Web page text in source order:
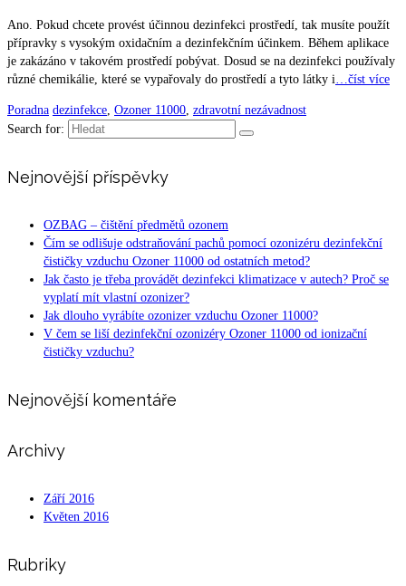
Ano. Pokud chcete provést účinnou dezinfekci prostředí, tak musíte použít
přípravky s vysokým oxidačním a dezinfekčním účinkem. Během aplikace
je zakázáno v takovém prostředí pobývat. Dosud se na dezinfekci používaly
různé chemikálie, které se vypařovaly do prostředí a tyto látky i …číst více
Poradna dezinfekce Ozoner 11000 zdravotní nezávadnost
Search for:
Nejnovější příspěvky
OZBAG – čištění předmětů ozonem
Čím se odlišuje odstraňování pachů pomocí ozonizéru dezinfekční
čističky vzduchu Ozoner 11000 od ostatních metod?
Jak často je třeba provádět dezinfekci klimatizace v autech? Proč se
vyplatí mít vlastní ozonizer?
Jak dlouho vyrábíte ozonizer vzduchu Ozoner 11000?
V čem se liší dezinfekční ozonizéry Ozoner 11000 od ionizační
čističky vzduchu?
Nejnovější komentáře
Archivy
Září 2016
Květen 2016
Rubriky